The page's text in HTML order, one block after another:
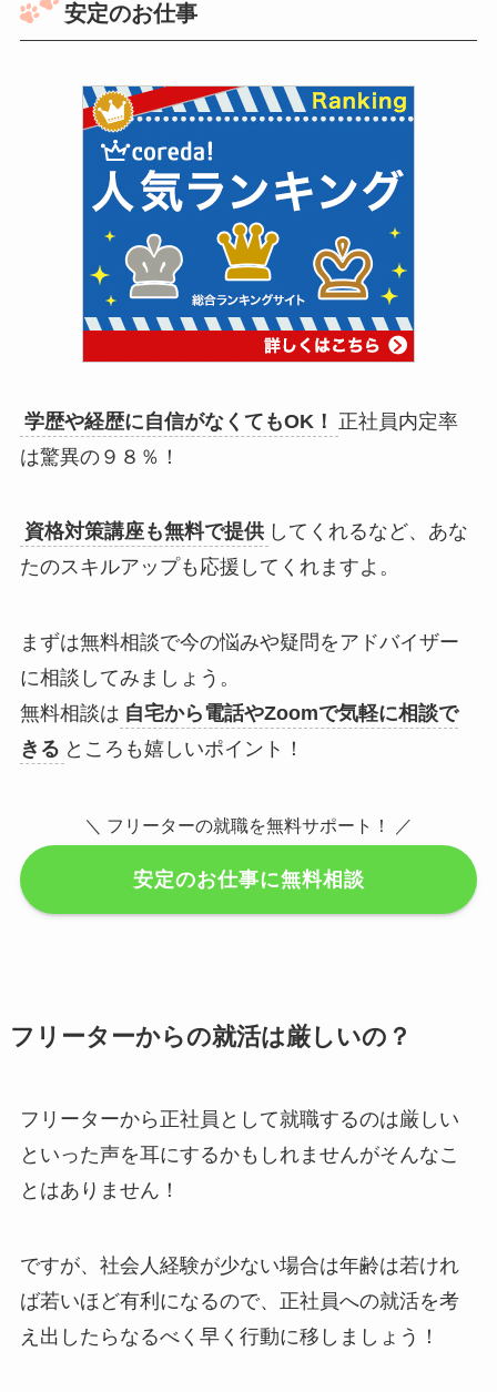
安定のお仕事
学歴や経歴に自信がなくてもOK！ 正社員内定率
は驚異の９８％！
資格対策講座も無料で提供 してくれるなど、あな
たのスキルアップも応援してくれますよ。
まずは無料相談で今の悩みや疑問をアドバイザー
に相談してみましょう。
無料相談は 自宅から電話やZoomで気軽に相談で
きる ところも嬉しいポイント！
＼ フリーターの就職を無料サポート！ ／
安定のお仕事に無料相談
フリーターからの就活は厳しいの？
フリーターから正社員として就職するのは厳しい
といった声を耳にするかもしれませんがそんなこ
とはありません！
ですが、社会人経験が少ない場合は年齢は若けれ
ば若いほど有利になるので、正社員への就活を考
え出したらなるべく早く行動に移しましょう！